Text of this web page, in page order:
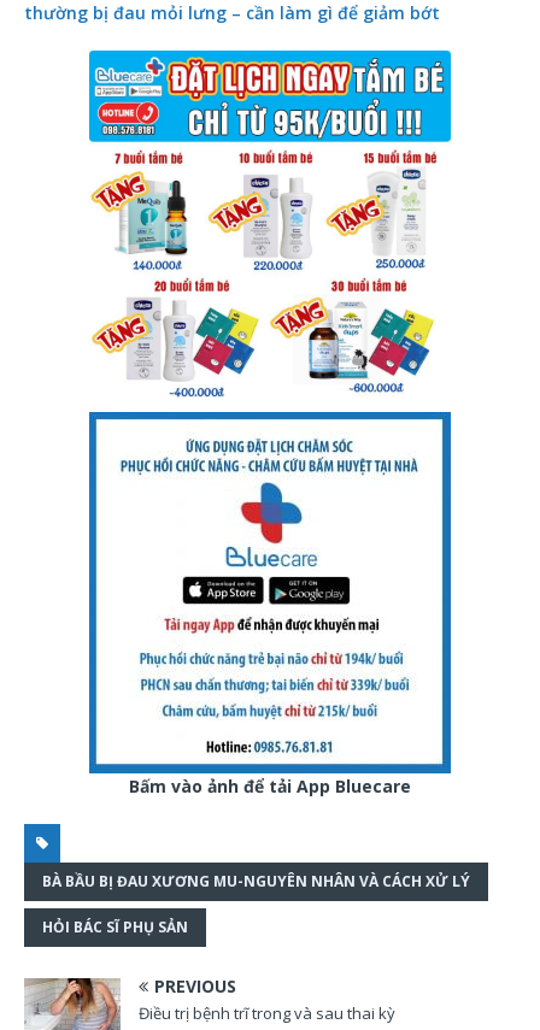
thường bị đau mỏi lưng – cần làm gì để giảm bớt
Bấm vào ảnh để tải App Bluecare
BÀ BẦU BỊ ĐAU XƯƠNG MU-NGUYÊN NHÂN VÀ CÁCH XỬ LÝ
HỎI BÁC SĨ PHỤ SẢN
PREVIOUS
Điều trị bệnh trĩ trong và sau thai kỳ